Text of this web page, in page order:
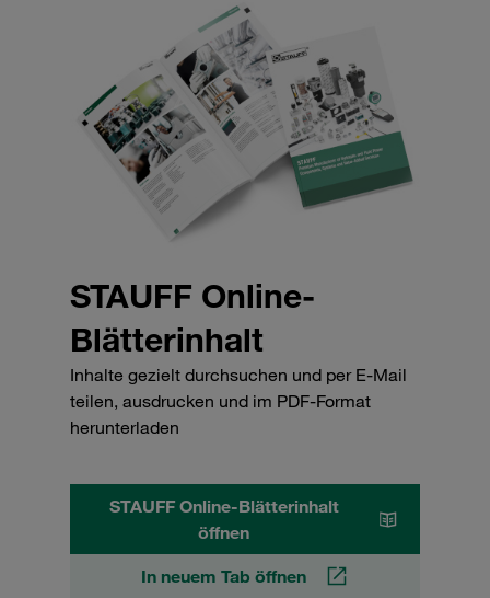
STAUFF Online-
Blätterinhalt
Inhalte gezielt durchsuchen und per E-Mail
teilen, ausdrucken und im PDF-Format
herunterladen
STAUFF Online-Blätterinhalt
öffnen
In neuem Tab öffnen